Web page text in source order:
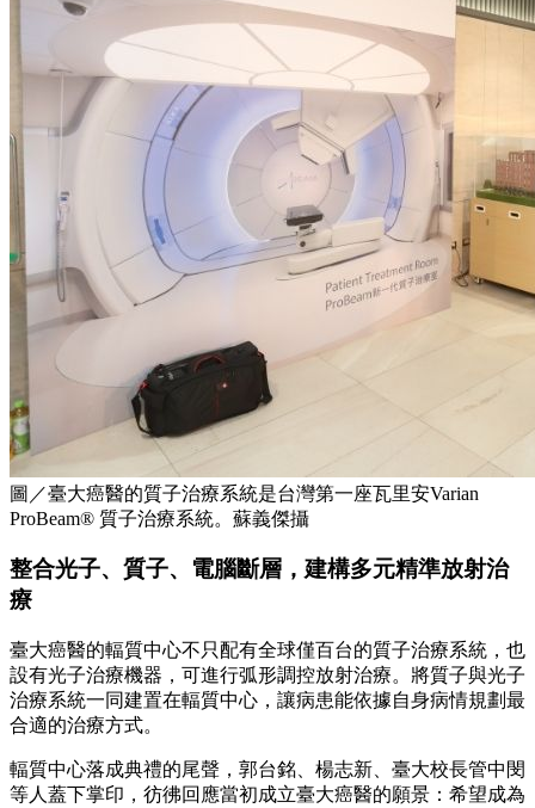
圖／臺大癌醫的質子治療系統是台灣第一座瓦里安Varian
ProBeam® 質子治療系統。蘇義傑攝
整合光子、質子、電腦斷層，建構多元精準放射治
療
臺大癌醫的輻質中心不只配有全球僅百台的質子治療系統，也
設有光子治療機器，可進行弧形調控放射治療。將質子與光子
治療系統一同建置在輻質中心，讓病患能依據自身病情規劃最
合適的治療方式。
輻質中心落成典禮的尾聲，郭台銘、楊志新、臺大校長管中閔
等人蓋下掌印，彷彿回應當初成立臺大癌醫的願景：希望成為